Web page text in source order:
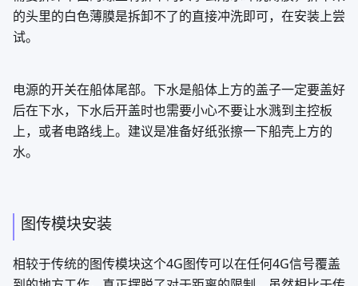
抽取水面上的那个水泵的水管需要做一下稍微的处理，以防
湖水的渣质抽到水泵里卡住水泵，无法工作，如果抽取水面
的头里的白色薄膜是拆卸不了的直接冲洗即可，在安装上尝
试。